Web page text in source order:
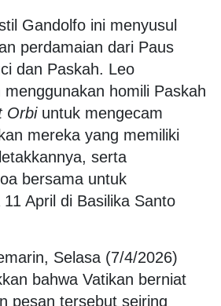
Gandolfo ini menyusul
perdamaian dari Paus
dan Paskah. Leo
homili Paskah
Orbiuntuk mengecam
mereka yang memiliki
serta
bersama untuk
April di Basilika Santo
Selasa (7/4/2026)
bahwa Vatikan berniat
pesan tersebut seiring